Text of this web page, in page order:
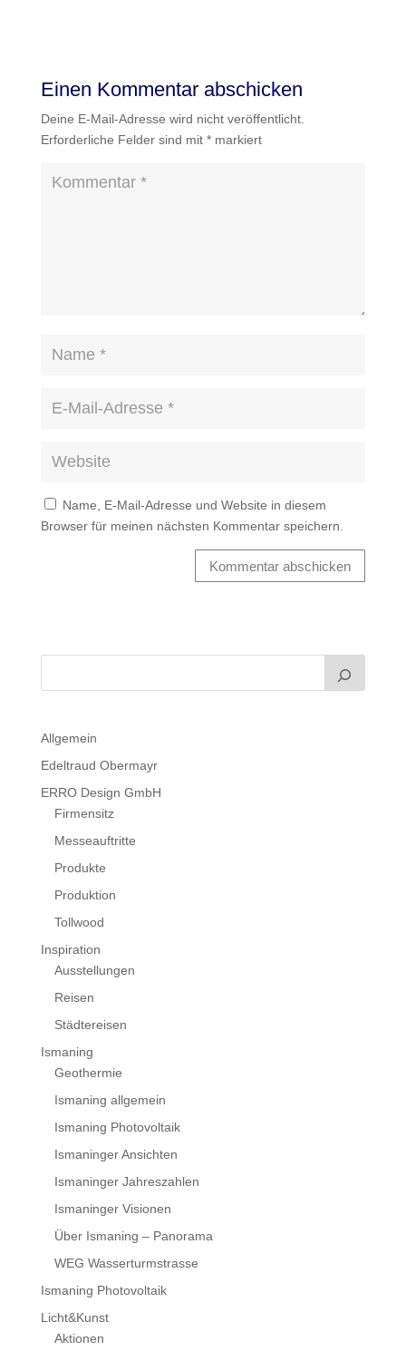
Einen Kommentar abschicken
Deine E-Mail-Adresse wird nicht veröffentlicht.
Erforderliche Felder sind mit *markiert
Name, E-Mail-Adresse und Website in diesem
Browser für meinen nächsten Kommentar speichern.
Kommentar abschicken
Allgemein
Edeltraud Obermayr
ERRO Design GmbH
Firmensitz
Messeauftritte
Produkte
Produktion
Tollwood
Inspiration
Ausstellungen
Reisen
Städtereisen
Ismaning
Geothermie
Ismaning allgemein
Ismaning Photovoltaik
Ismaninger Ansichten
Ismaninger Jahreszahlen
Ismaninger Visionen
Über Ismaning – Panorama
WEG Wasserturmstrasse
Ismaning Photovoltaik
Licht&Kunst
Aktionen